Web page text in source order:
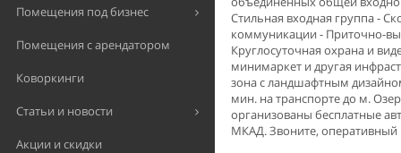
Помещения под бизнес
Помещения с арендатором
Коворкинги
Статьи и новости
Акции и скидки
Стильная входная группа -
коммуникации - Приточно-
Круглосуточная охрана и
минимаркет и другая
зона с ландшафтным
мин. на транспорте до м.
организованы бесплатные
МКАД. Звоните, оперативный